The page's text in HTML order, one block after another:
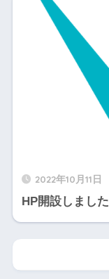
2022年10月11日
HP開設しました